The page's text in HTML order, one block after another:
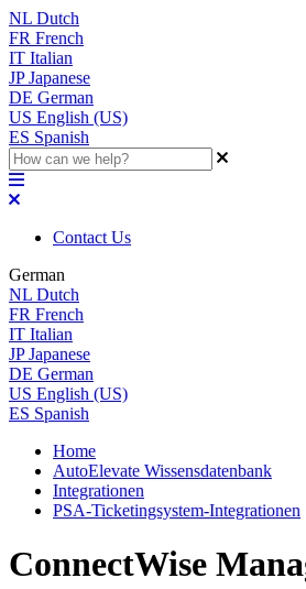
NL Dutch
FR French
IT Italian
JP Japanese
DE German
US English (US)
ES Spanish
Contact Us
German
NL Dutch
FR French
IT Italian
JP Japanese
DE German
US English (US)
ES Spanish
Home
AutoElevate Wissensdatenbank
Integrationen
PSA-Ticketingsystem-Integrationen
ConnectWise